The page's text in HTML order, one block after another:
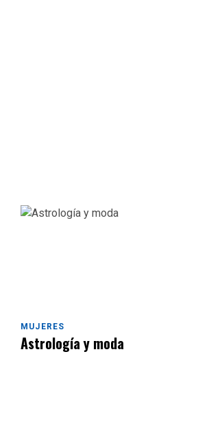
MUJERES
Astrología y moda